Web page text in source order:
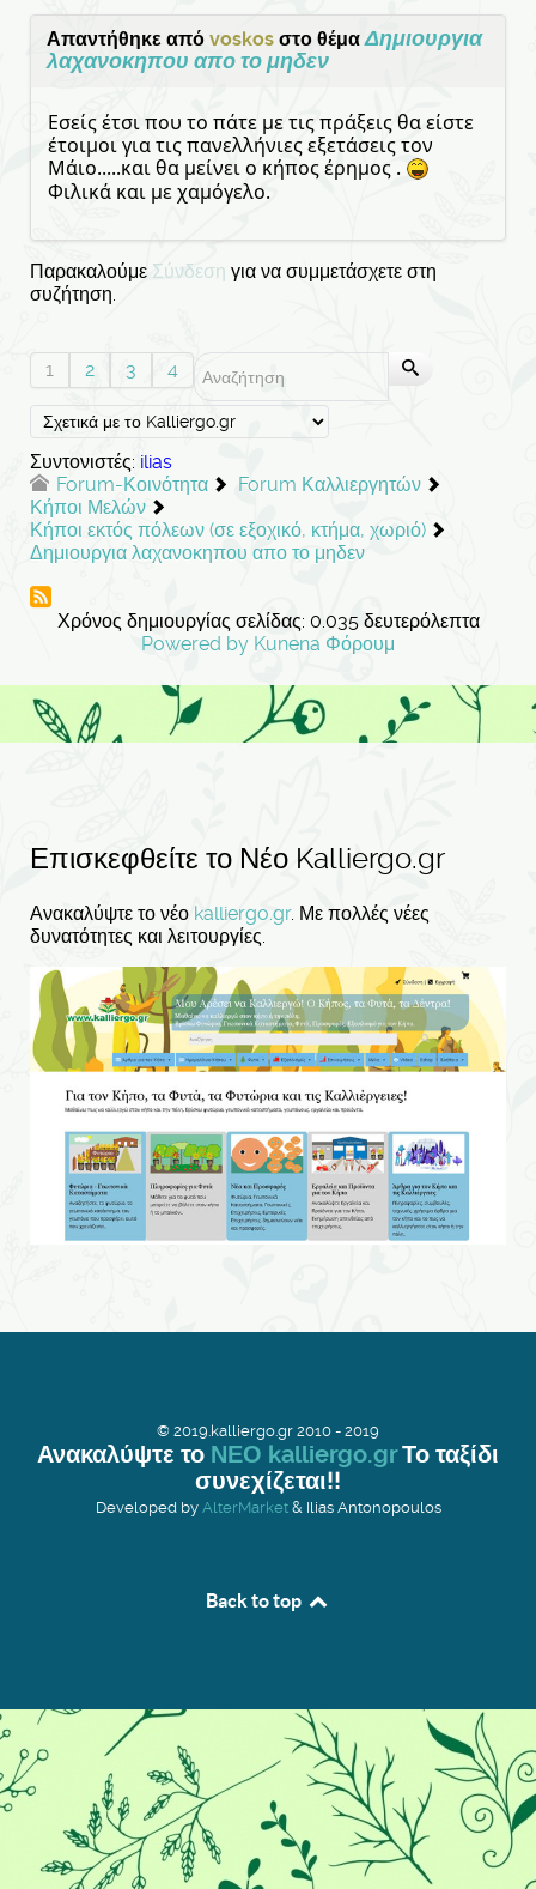
Απαντήθηκε από voskos στο θέμαΔημιουργια
λαχανοκηπου απο το μηδεν
Εσείς έτσι που το πάτε με τις πράξεις θα είστε
έτοιμοι για τις πανελλήνιες εξετάσεις τον
Μάιο.....και θα μείνει ο κήπος έρημος .
Φιλικά και με χαμόγελο.
Παρακαλούμε Σύνδεση για να συμμετάσχετε στη
συζήτηση.
1 2 3 4
Συντονιστές: ilias
Forum-Κοινότητα
Forum Καλλιεργητών
Κήποι Μελών
Κήποι εκτός πόλεων (σε εξοχικό, κτήμα, χωριό)
Δημιουργια λαχανοκηπου απο το μηδεν
Χρόνος δημιουργίας σελίδας: 0.035 δευτερόλεπτα
Powered by Kunena Φόρουμ
Επισκεφθείτε το Νέο Kalliergo.gr
Ανακαλύψτε το νέο kalliergo.gr. Με πολλές νέες
δυνατότητες και λειτουργίες.
© 2019.kalliergo.gr 2010 - 2019
Ανακαλύψτε το ΝΕΟ kalliergo.grΤο ταξίδι
συνεχίζεται!!
Developed by AlterMarket& Ilias Antonopoulos
Back to top